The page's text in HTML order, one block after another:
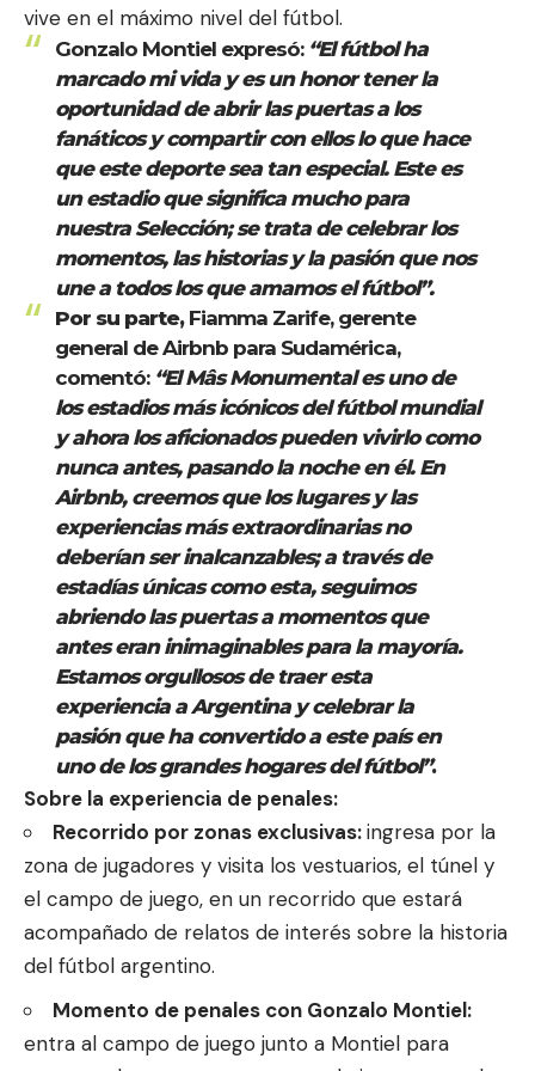
vive en el máximo nivel del fútbol.
Gonzalo Montiel expresó: “El fútbol ha
marcado mi vida y es un honor tener la
oportunidad de abrir las puertas a los
fanáticos y compartir con ellos lo que hace
que este deporte sea tan especial. Este es
un estadio que significa mucho para
nuestra Selección; se trata de celebrar los
momentos, las historias y la pasión que nos
une a todos los que amamos el fútbol”.
Por su parte, Fiamma Zarife, gerente
general de Airbnb para Sudamérica,
comentó: “El Mâs Monumental es uno de
los estadios más icónicos del fútbol mundial
y ahora los aficionados pueden vivirlo como
nunca antes, pasando la noche en él. En
Airbnb, creemos que los lugares y las
experiencias más extraordinarias no
deberían ser inalcanzables; a través de
estadías únicas como esta, seguimos
abriendo las puertas a momentos que
antes eran inimaginables para la mayoría.
Estamos orgullosos de traer esta
experiencia a Argentina y celebrar la
pasión que ha convertido a este país en
uno de los grandes hogares del fútbol”.
Sobre la experiencia de penales:
Recorrido por zonas exclusivas:ingresa por la
zona de jugadores y visita los vestuarios, el túnel y
el campo de juego, en un recorrido que estará
acompañado de relatos de interés sobre la historia
del fútbol argentino.
Momento de penales con Gonzalo Montiel:
entra al campo de juego junto a Montiel para